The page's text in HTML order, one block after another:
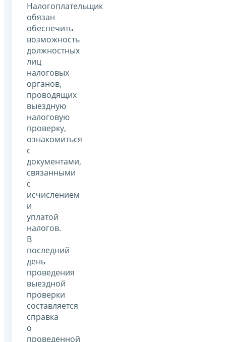
Налогоплательщик
обязан
обеспечить
возможность
должностных
лиц
налоговых
органов,
проводящих
выездную
налоговую
проверку,
ознакомиться
с
документами,
связанными
с
исчислением
и
уплатой
налогов.
В
последний
день
проведения
выездной
проверки
составляется
справка
о
проведенной